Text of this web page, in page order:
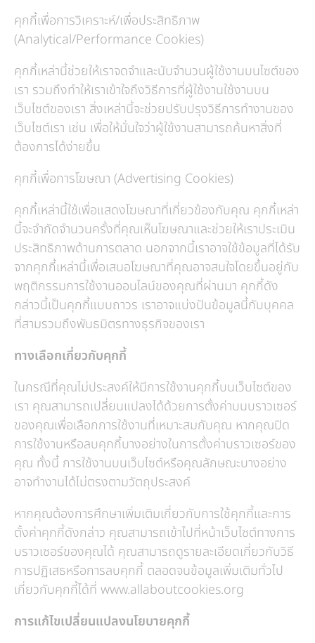
คุกกี้เพื่อการวิเคราะห์/เพื่อประสิทธิภาพ
(Analytical/Performance Cookies)
คุกกี้เหล่านี้ช่วยให้เราจดจำและนับจำนวนผู้ใช้งานบนไซต์ของ
เรา รวมถึงทำให้เราเข้าใจถึงวิธีการที่ผู้ใช้งานใช้งานบน
เว็บไซต์ของเรา สิ่งเหล่านี้จะช่วยปรับปรุงวิธีการทำงานของ
เว็บไซต์เรา เช่น เพื่อให้มั่นใจว่าผู้ใช้งานสามารถค้นหาสิ่งที่
ต้องการได้ง่ายขึ้น
คุกกี้เพื่อการโฆษณา (Advertising Cookies)
คุกกี้เหล่านี้ใช้เพื่อแสดงโฆษณาที่เกี่ยวข้องกับคุณ คุกกี้เหล่า
นี้จะจำกัดจำนวนครั้งที่คุณเห็นโฆษณาและช่วยให้เราประเมิน
ประสิทธิภาพด้านการตลาด นอกจากนี้เราอาจใช้ข้อมูลที่ได้รับ
จากคุกกี้เหล่านี้เพื่อเสนอโฆษณาที่คุณอาจสนใจโดยขึ้นอยู่กับ
พฤติกรรมการใช้งานออนไลน์ของคุณที่ผ่านมา คุกกี้ดัง
กล่าวนี้เป็นคุกกี้แบบถาวร เราอาจแบ่งปันข้อมูลนี้กับบุคคล
ที่สามรวมถึงพันธมิตรทางธุรกิจของเรา
ทางเลือกเกี่ยวกับคุกกี้
ในกรณีที่คุณไม่ประสงค์ให้มีการใช้งานคุกกี้บนเว็บไซต์ของ
เรา คุณสามารถเปลี่ยนแปลงได้ด้วยการตั้งค่าบนบราวเซอร์
ของคุณเพื่อเลือกการใช้งานที่เหมาะสมกับคุณ หากคุณปิด
การใช้งานหรือลบคุกกี้บางอย่างในการตั้งค่าบราวเซอร์ของ
คุณ ทั้งนี้ การใช้งานบนเว็บไซต์หรือคุณลักษณะบางอย่าง
อาจทำงานได้ไม่ตรงตามวัตถุประสงค์
หากคุณต้องการศึกษาเพิ่มเติมเกี่ยวกับการใช้คุกกี้และการ
ตั้งค่าคุกกี้ดังกล่าว คุณสามารถเข้าไปที่หน้าเว็บไซต์ทางการ
บราวเซอร์ของคุณได้ คุณสามารถดูรายละเอียดเกี่ยวกับวิธี
การปฏิเสธหรือการลบคุกกี้ ตลอดจนข้อมูลเพิ่มเติมทั่วไป
เกี่ยวกับคุกกี้ได้ที่ www.allaboutcookies.org
การแก้ไขเปลี่ยนแปลงนโยบายคุกกี้